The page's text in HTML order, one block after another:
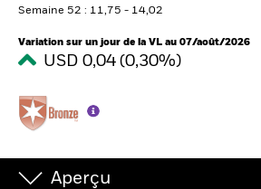
Aladdin
Notre société
Semaine 52 : 11,75 - 14,02
Variation sur un jour de la VL au 07/août/2026
USD 0,04 (0,30%)
Aperçu